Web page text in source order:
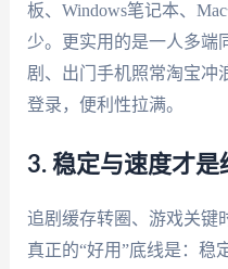
板、Windows笔记本、
少。更实用的是一人多端
剧、出门手机照常淘宝冲
登录，便利性拉满。
3. 稳定与速度才是
追剧缓存转圈、游戏关键
真正的“好用”底线是：稳